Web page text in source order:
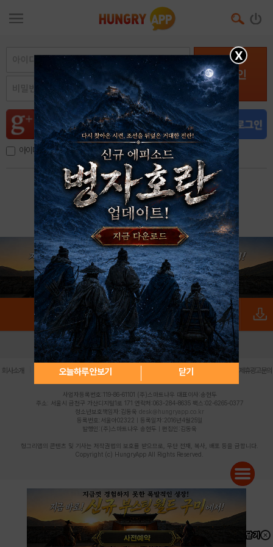
로그인
아이디, 이메일 저장
아이디 / 비밀번호 찾기 회원가입
X
오늘하루 안보기 닫기
로그인 PC버전 전체앱
회사소개 | 개인정보 처리방침 불법촬영물 신고센터 제휴광고문의
사업자등록번호:119-86-61101 (주)스마트나우 대표이사:송현두
주소: 서울시 금천구 가산디지털1로 171 연락처:063-284-8635 팩스:02-6265-0377
청소년보호책임자:김동욱 desk@hungryapp.co.kr
등록번호:서울아02322 | 등록일자:2016년4월25일
발행인:(주)스마트나우 송현두 | 편집인:김동욱
헝그리앱의 콘텐츠 및 기사는 저작권법의 보호를 받으므로, 무단 전재, 복사, 배포 등을 금합니다.
Copyright (c) HungryApp All Rights Reserved.